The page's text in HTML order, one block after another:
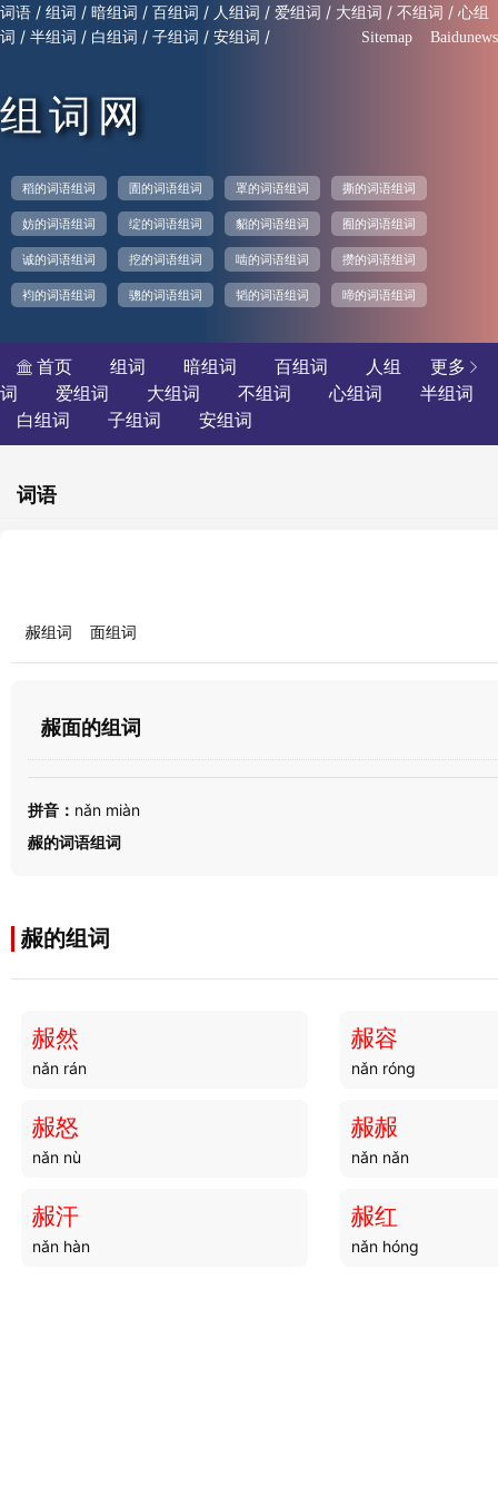
词语 / 组词 / 暗组词 / 百组词 / 人组词 / 爱组词 / 大组词 / 不组词 / 心组
词 / 半组词 / 白组词 / 子组词 / 安组词 / Sitemap Baidunews
组词网
稻的词语组词 圊的词语组词 罩的词语组词 撕的词语组词
妨的词语组词 绽的词语组词 貂的词语组词 囿的词语组词
诚的词语组词 挖的词语组词 啮的词语组词 攒的词语组词
袀的词语组词 骢的词语组词 韬的词语组词 啼的词语组词
更多 
 首页 组词 暗组词 百组词
人组
词
爱组词 大组词 不组词 心组词
半组词
白组词
子组词 安组词
词语
赧组词 面组词
赧面的组词
拼音： nǎn miàn
赧的词语组词
赧的组词
赧然
nǎn rán
赧容
nǎn róng
赧怒
nǎn nù
赧赧
nǎn nǎn
赧汗
nǎn hàn
赧红
nǎn hóng